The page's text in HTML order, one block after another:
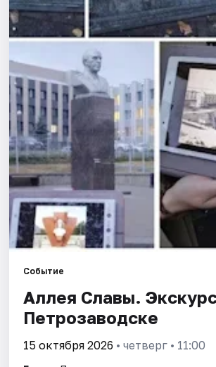
Города
Площадки
Артисты
Рейтинги
Событие
Аллея Славы.
Петрозаводске
15 октября 2026 • четверг • 11:00